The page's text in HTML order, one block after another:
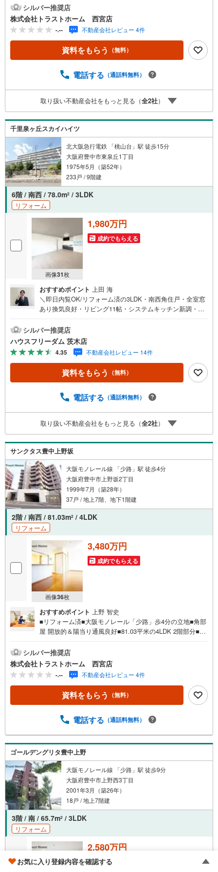
コニーに面した明るく広々とした約19帖LDK■住空間スッキ
リ！全居室・廊下収納■食洗機付！お料理の後片付けをサポ
ート◎■水回りが集約された家事動線良好な間取■モニタ付
インターホン有でセキュリティ安心■全室洋室でお掃除かん
たん♪■小・中学校、スーパーが徒歩10分圏内で生活便利
〈令和8年1月リフォーム内容〉・システムキッチン新調・
レ新調・クロス・フローリング貼替など♪東泉丘小学校 約4
は、トラストホームにお任せください！〇定休日はござい
ません。お時間帯も、お客様のご都合に可能な限りおこた
えします♪〇急なご予約も大歓迎です♪〇住宅ローン相談、
買替相談もお任せください！
シルバー推奨店
株式会社トラストホーム 西宮店
-.-- 不動産会社レビュー 4件
資料をもらう （無料）
電話する （通話料無料）
取り扱い不動産会社をもっと見る（全2社）
千里泉ヶ丘スカイハイツ
北大阪急行電鉄 「桃山台」駅 徒歩15分
大阪府豊中市東泉丘1丁目
1975年5月（築52年）
233戸 / 9階建
6階 / 南西 / 78.0m2 / 3LDK
リフォーム
画像31枚
1,980万円
成約でもらえる
おすすめポイント 上田 海
＼即日内覧OK/リフォーム済の3LDK・南西角住戸・全室窓
あり換気良好・リビング11帖・システムキッチン新調・バ
あり生活至便です【お買い物施設】・ファミリーマート豊
中東泉丘店:徒歩2分・サンディ豊中泉丘店:徒歩6分・フレ
スコ東泉丘店:徒歩11分・ドラッグユタカ豊中熊野店:徒歩5
分・ホームセンターコーナン豊中夕日丘店:徒歩17分【教育
施設】・東泉丘ひだまり保育園:徒歩8分・豊中市立泉丘小
学校:徒歩9分・豊中市立第十七中学校:徒歩14分【その他施
*≪*≫*≪*≫*≪現地見学のご予約、物件詳細はお気軽にお
備、キッズスペース・授乳室（エアコン・空気清浄機設
置）がございます（19時以降も問合せ対応）≫*≪*≫*≪*≫
*≪*≫*≪*≫*≪*≫*≪*≫*≪
シルバー推奨店
ハウスフリーダム 茨木店
4.35 不動産会社レビュー 14件
資料をもらう （無料）
電話する （通話料無料）
取り扱い不動産会社をもっと見る（全2社）
サンクタス豊中上野坂
大阪モノレール線 「少路」駅 徒歩4分
大阪府豊中市上野坂2丁目
1999年7月（築28年）
37戸 / 地上7階、地下1階建
2階 / 南西 / 81.03m2 / 4LDK
リフォーム
画像36枚
3,480万円
成約でもらえる
おすすめポイント 上野 智史
■リフォーム済■大阪モノレール「少路」歩4分の立地■角部
屋 開放的＆陽当り通風良好■81.03平米の4LDK 2階部分■バ
室・廊下収納、ウォークインCL■浴室乾燥機付！雨の日や
花粉の季節に◎■オートロック、モニタ付インターホン有で
セキュリティ安心■不在時の荷物の受け取りに便利な宅配ボ
ックス■スーパー、病院が徒歩10分圏内で生活便利〈令和7
年10月リフォーム内容〉・温水洗浄便座付トイレ新調・ク
ロス・フローリング貼替・畳表替、襖張替など♪業務スー
い！〇定休日はございません。お時間帯も、お客様のご都
す♪〇住宅ローン相談、買替相談もお任せください！詳し
くは弊社HPをご覧くださいませ♪〇神戸市全域、明石・芦
屋・西宮・宝塚・三田市など 幅広いエリアで物件のご紹
介が可能です♪
シルバー推奨店
株式会社トラストホーム 西宮店
-.-- 不動産会社レビュー 4件
資料をもらう （無料）
電話する （通話料無料）
ゴールデングリタ豊中上野
大阪モノレール線 「少路」駅 徒歩9分
大阪府豊中市上野西3丁目
2001年3月（築26年）
18戸 / 地上7階建
3階 / 南 / 65.7m2 / 3LDK
リフォーム
2,580万円
成約でもらえる
お気に入り登録内容を確認する